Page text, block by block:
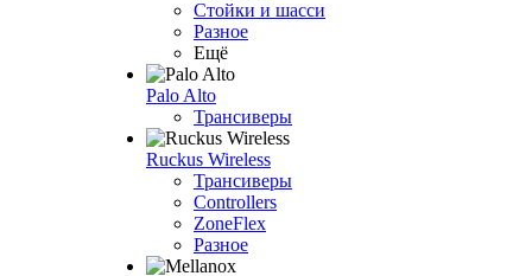
Стойки и шасси
Разное
Ещё
Palo Alto
Трансиверы
Ruckus Wireless
Трансиверы
Controllers
ZoneFlex
Разное